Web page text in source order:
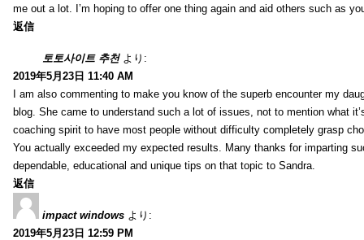
me out a lot. I’m hoping to offer one thing again and aid others such as
返信
토토사이트 추천 より:
2019年5月23日 11:40 AM
I am also commenting to make you know of the superb encounter my
blog. She came to understand such a lot of issues, not to mention what
coaching spirit to have most people without difficulty completely grasp
You actually exceeded my expected results. Many thanks for imparting
dependable, educational and unique tips on that topic to Sandra.
返信
impact windows より:
2019年5月23日 12:59 PM